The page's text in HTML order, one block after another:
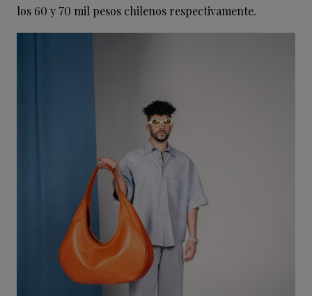
los 60 y 70 mil pesos chilenos respectivamente.